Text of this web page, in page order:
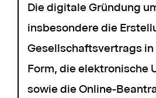
Die digitale Gründung
insbesondere die
Gesellschaftsvertrags
Form, die elektronische
sowie die Online-